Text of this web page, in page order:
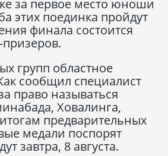
за первое место юноши
этих поединка пройдут
финала состоится
групп областное
сообщил специалист
право называться
Ховалинга,
предварительных
медали поспорят
завтра, 8 августа.